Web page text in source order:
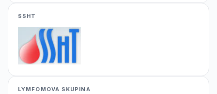
SSHT
LYMFOMOVA SKUPINA